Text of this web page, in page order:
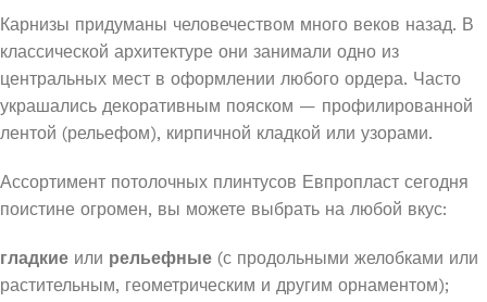
Карнизы придуманы человечеством много веков назад. В
классической архитектуре они занимали одно из
центральных мест в оформлении любого ордера. Часто
украшались декоративным пояском — профилированной
лентой (рельефом), кирпичной кладкой или узорами.
Ассортимент потолочных плинтусов Евпропласт сегодня
поистине огромен, вы можете выбрать на любой вкус:
гладкие или рельефные (с продольными желобками или
растительным, геометрическим и другим орнаментом);